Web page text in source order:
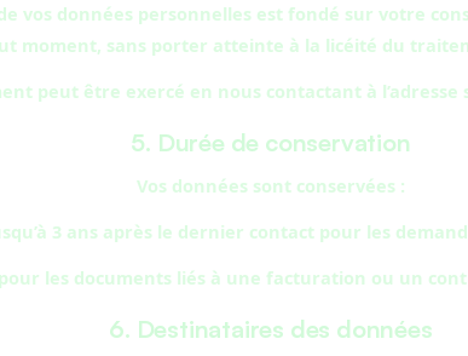
vos données personnelles est fondé sur votre
moment, sans porter atteinte à la licéité du
peut être exercé en nous contactant à
5. Durée de conservation
Vos données sont conservées :
3 ans après le dernier contact pour les
pour les documents liés à une facturation ou un
6. Destinataires des données